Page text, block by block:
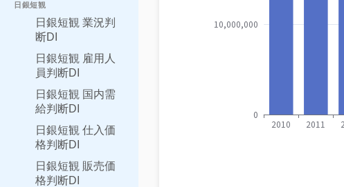
日銀短観
日銀短観 業況判
断DI
日銀短観 雇用人
員判断DI
日銀短観 国内需
給判断DI
日銀短観 仕入価
格判断DI
日銀短観 販売価
格判断DI